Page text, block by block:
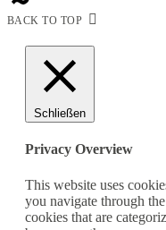
BACK TO TOP
Schließen
Privacy Overview
This website uses
you navigate through
cookies that are